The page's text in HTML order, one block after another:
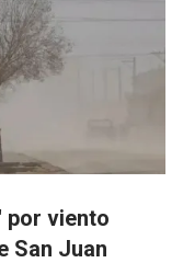
por viento
San Juan